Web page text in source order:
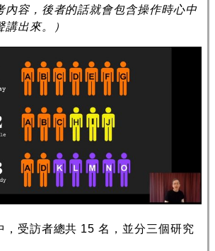
內容，後者的話就會包含操作時心中
出來。）
，受訪者總共 15 名，並分三個研究